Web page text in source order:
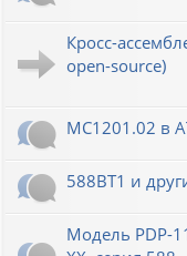
Кросс-
open-source)
МС1201.02 в
588ВТ1 и
Модель PDP-